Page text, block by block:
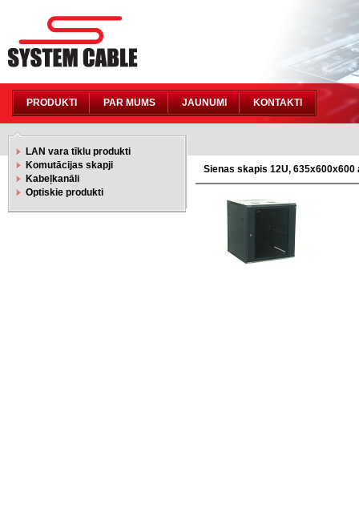
PRODUKTI PAR MUMS JAUNUMI KONTAKTI
LAN vara tīklu produkti
Komutācijas skapji
Kabeļkanāli
Optiskie produkti
Sienas skapis 12U,